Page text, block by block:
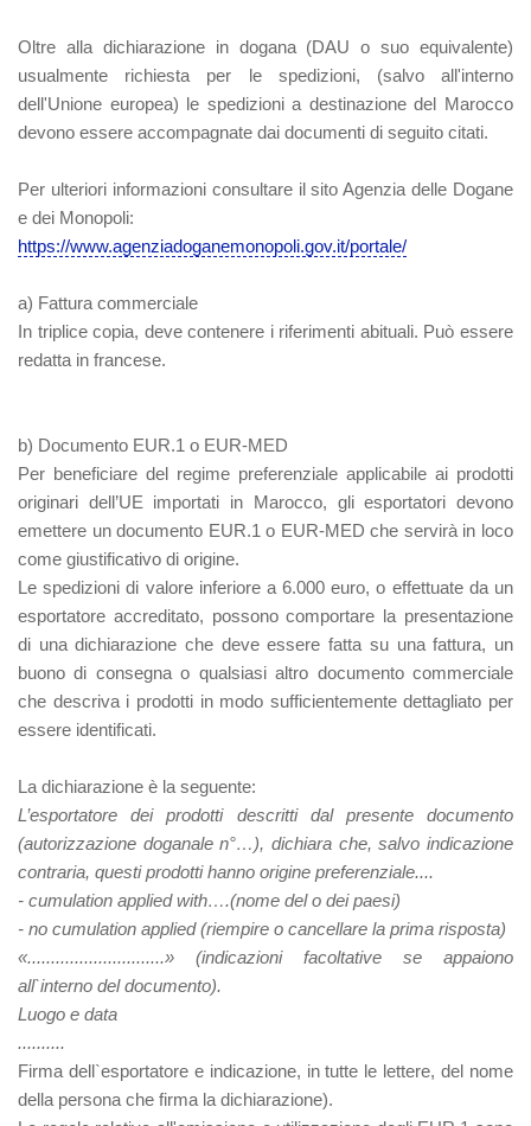
Oltre alla dichiarazione in dogana (DAU o suo equivalente)
usualmente richiesta per le spedizioni, (salvo all'interno
dell'Unione europea) le spedizioni a destinazione del Marocco
devono essere accompagnate dai documenti di seguito citati.
Per ulteriori informazioni consultare il sito Agenzia delle Dogane
e dei Monopoli:
https://www.agenziadoganemonopoli.gov.it/portale/
a) Fattura commerciale
In triplice copia, deve contenere i riferimenti abituali. Può essere
redatta in francese.
b) Documento EUR.1 o EUR-MED
Per beneficiare del regime preferenziale applicabile ai prodotti
originari dell’UE importati in Marocco, gli esportatori devono
emettere un documento EUR.1 o EUR-MED che servirà in loco
come giustificativo di origine.
Le spedizioni di valore inferiore a 6.000 euro, o effettuate da un
esportatore accreditato, possono comportare la presentazione
di una dichiarazione che deve essere fatta su una fattura, un
buono di consegna o qualsiasi altro documento commerciale
che descriva i prodotti in modo sufficientemente dettagliato per
essere identificati.
La dichiarazione è la seguente:
L’esportatore dei prodotti descritti dal presente documento
(autorizzazione doganale n°…), dichiara che, salvo indicazione
contraria, questi prodotti hanno origine preferenziale....
- cumulation applied with….(nome del o dei paesi)
- no cumulation applied (riempire o cancellare la prima risposta)
«.............................» (indicazioni facoltative se appaiono
all`interno del documento).
Luogo e data
..........
Firma dell`esportatore e indicazione, in tutte le lettere, del nome
della persona che firma la dichiarazione).